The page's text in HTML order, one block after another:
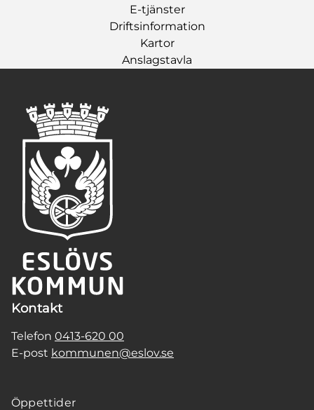
E-tjänster
Driftsinformation
Kartor
Anslagstavla
Kontakt
Telefon 0413-620 00
E-post kommunen@eslov.se
Öppettider